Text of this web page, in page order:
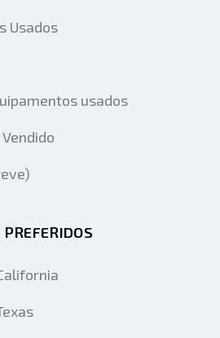
Usados
usados